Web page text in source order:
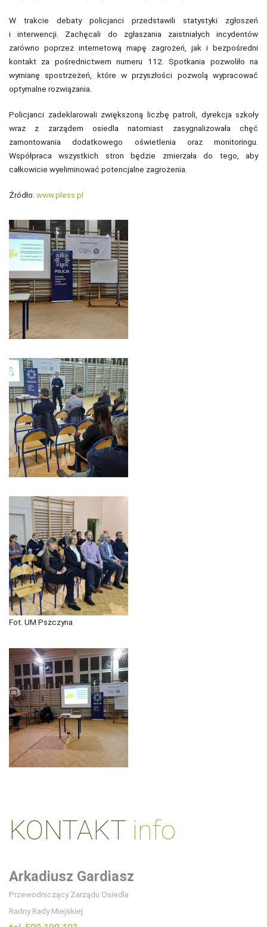
W trakcie debaty policjanci przedstawili statystyki zgłoszeń
i interwencji. Zachęcali do zgłaszania zaistniałych incydentów
zarówno poprzez internetową mapę zagrożeń, jak i bezpośredni
kontakt za pośrednictwem numeru 112. Spotkania pozwoliło na
wymianę spostrzeżeń, które w przyszłości pozwolą wypracować
optymalne rozwiązania.
Policjanci zadeklarowali zwiększoną liczbę patroli, dyrekcja szkoły
wraz z zarządem osiedla natomiast zasygnalizowała chęć
zamontowania dodatkowego oświetlenia oraz monitoringu.
Współpraca wszystkich stron będzie zmierzała do tego, aby
całkowicie wyeliminować potencjalne zagrożenia.
Źródło: www.pless.pl
Fot. UM Pszczyna
KONTAKT info
Arkadiusz Gardiasz
Przewodniczący Zarządu Osiedla
Radny Rady Miejskiej